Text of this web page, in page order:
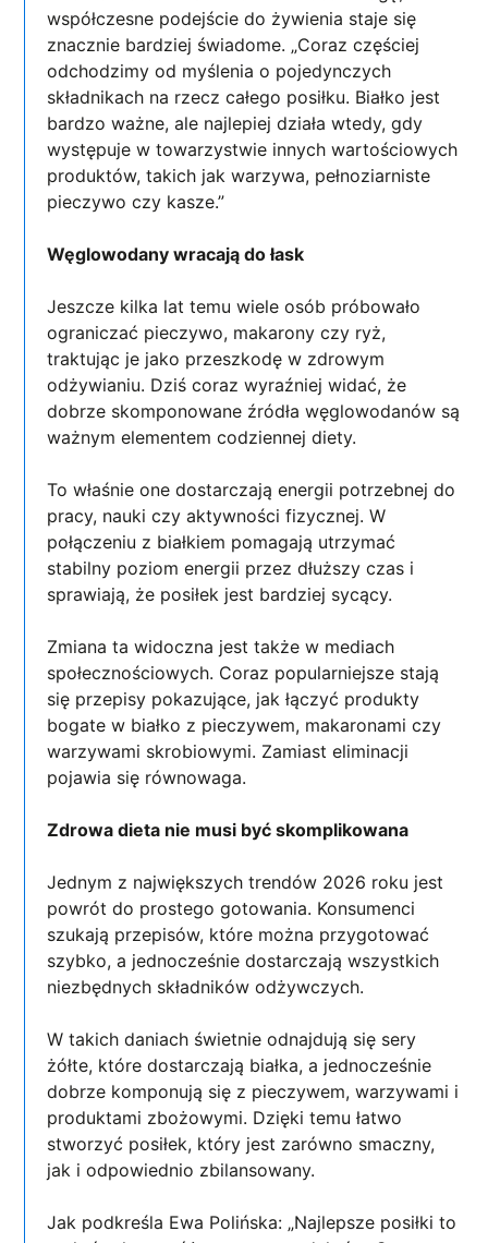
współczesne podejście do żywienia staje się
znacznie bardziej świadome. „Coraz częściej
odchodzimy od myślenia o pojedynczych
składnikach na rzecz całego posiłku. Białko jest
bardzo ważne, ale najlepiej działa wtedy, gdy
występuje w towarzystwie innych wartościowych
produktów, takich jak warzywa, pełnoziarniste
pieczywo czy kasze.”
Węglowodany wracają do łask
Jeszcze kilka lat temu wiele osób próbowało
ograniczać pieczywo, makarony czy ryż,
traktując je jako przeszkodę w zdrowym
odżywianiu. Dziś coraz wyraźniej widać, że
dobrze skomponowane źródła węglowodanów są
ważnym elementem codziennej diety.
To właśnie one dostarczają energii potrzebnej do
pracy, nauki czy aktywności fizycznej. W
połączeniu z białkiem pomagają utrzymać
stabilny poziom energii przez dłuższy czas i
sprawiają, że posiłek jest bardziej sycący.
Zmiana ta widoczna jest także w mediach
społecznościowych. Coraz popularniejsze stają
się przepisy pokazujące, jak łączyć produkty
bogate w białko z pieczywem, makaronami czy
warzywami skrobiowymi. Zamiast eliminacji
pojawia się równowaga.
Zdrowa dieta nie musi być skomplikowana
Jednym z największych trendów 2026 roku jest
powrót do prostego gotowania. Konsumenci
szukają przepisów, które można przygotować
szybko, a jednocześnie dostarczają wszystkich
niezbędnych składników odżywczych.
W takich daniach świetnie odnajdują się sery
żółte, które dostarczają białka, a jednocześnie
dobrze komponują się z pieczywem, warzywami i
produktami zbożowymi. Dzięki temu łatwo
stworzyć posiłek, który jest zarówno smaczny,
jak i odpowiednio zbilansowany.
Jak podkreśla Ewa Polińska: „Najlepsze posiłki to